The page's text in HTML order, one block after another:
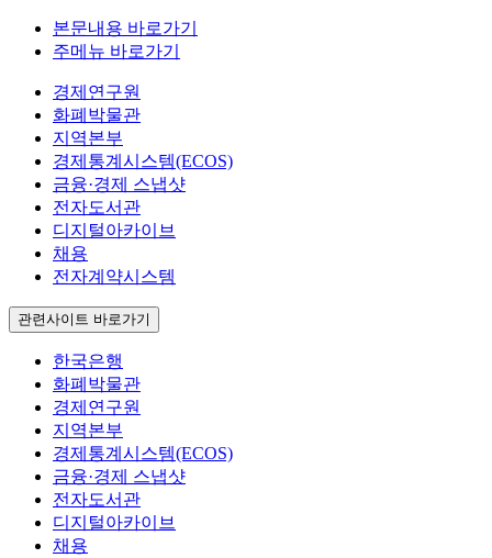
본문내용 바로가기
주메뉴 바로가기
경제연구원
화폐박물관
지역본부
경제통계시스템(ECOS)
금융·경제 스냅샷
전자도서관
디지털아카이브
채용
전자계약시스템
관련사이트 바로가기
한국은행
화폐박물관
경제연구원
지역본부
경제통계시스템(ECOS)
금융·경제 스냅샷
전자도서관
디지털아카이브
채용